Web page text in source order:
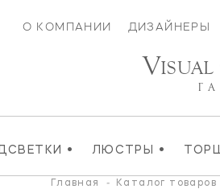
О КОМПАНИИ ДИЗАЙНЕРЫ
• ЛЮСТРЫ •
VISUAL
Главная - Каталог товаров